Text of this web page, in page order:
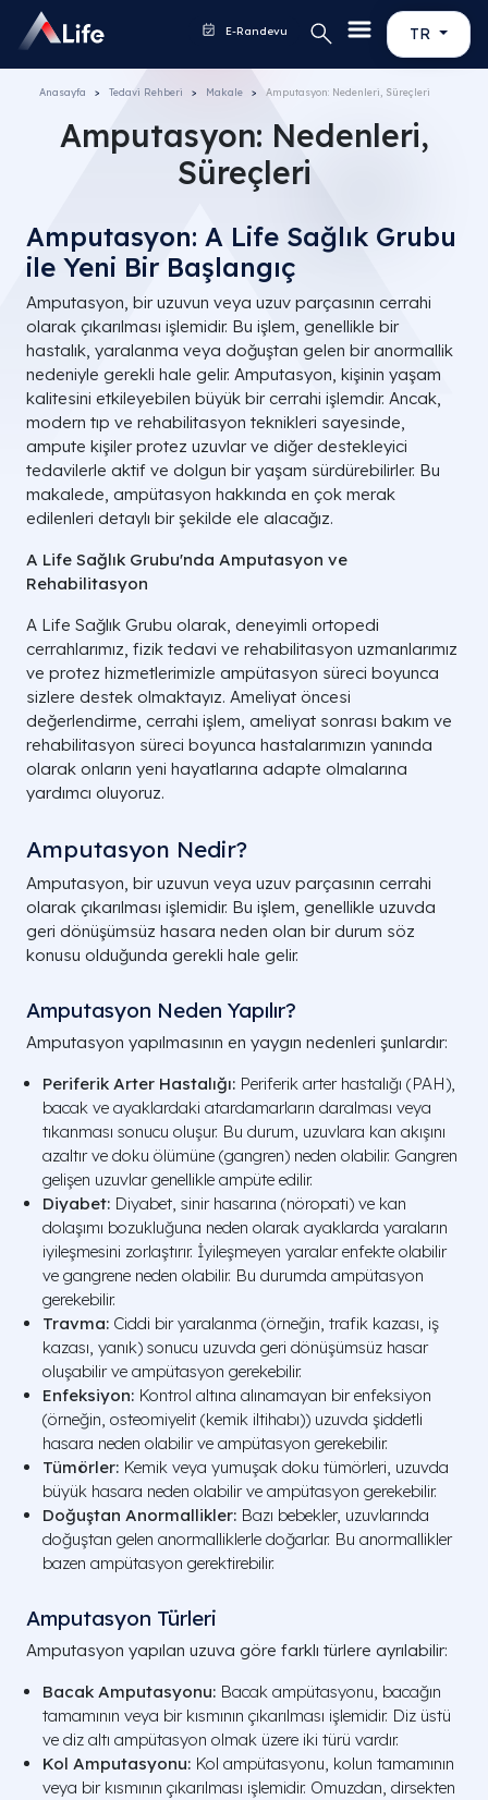
TR
E-Randevu
Anasayfa Tedavi Rehberi Makale Amputasyon: Nedenleri, Süreçleri
Amputasyon: Nedenleri,
Süreçleri
Amputasyon: A Life Sağlık Grubu
ile Yeni Bir Başlangıç
Amputasyon, bir uzuvun veya uzuv parçasının cerrahi
olarak çıkarılması işlemidir. Bu işlem, genellikle bir
hastalık, yaralanma veya doğuştan gelen bir anormallik
nedeniyle gerekli hale gelir. Amputasyon, kişinin yaşam
kalitesini etkileyebilen büyük bir cerrahi işlemdir. Ancak,
modern tıp ve rehabilitasyon teknikleri sayesinde,
ampute kişiler protez uzuvlar ve diğer destekleyici
tedavilerle aktif ve dolgun bir yaşam sürdürebilirler. Bu
makalede, ampütasyon hakkında en çok merak
edilenleri detaylı bir şekilde ele alacağız.
A Life Sağlık Grubu'nda Amputasyon ve
Rehabilitasyon
A Life Sağlık Grubu olarak, deneyimli ortopedi
cerrahlarımız, fizik tedavi ve rehabilitasyon uzmanlarımız
ve protez hizmetlerimizle ampütasyon süreci boyunca
sizlere destek olmaktayız. Ameliyat öncesi
değerlendirme, cerrahi işlem, ameliyat sonrası bakım ve
rehabilitasyon süreci boyunca hastalarımızın yanında
olarak onların yeni hayatlarına adapte olmalarına
yardımcı oluyoruz.
Amputasyon Nedir?
Amputasyon, bir uzuvun veya uzuv parçasının cerrahi
olarak çıkarılması işlemidir. Bu işlem, genellikle uzuvda
geri dönüşümsüz hasara neden olan bir durum söz
konusu olduğunda gerekli hale gelir.
Amputasyon Neden Yapılır?
Amputasyon yapılmasının en yaygın nedenleri şunlardır:
Periferik Arter Hastalığı: Periferik arter hastalığı (PAH),
bacak ve ayaklardaki atardamarların daralması veya
tıkanması sonucu oluşur. Bu durum, uzuvlara kan akışını
azaltır ve doku ölümüne (gangren) neden olabilir. Gangren
gelişen uzuvlar genellikle ampüte edilir.
Diyabet: Diyabet, sinir hasarına (nöropati) ve kan
dolaşımı bozukluğuna neden olarak ayaklarda yaraların
iyileşmesini zorlaştırır. İyileşmeyen yaralar enfekte olabilir
ve gangrene neden olabilir. Bu durumda ampütasyon
gerekebilir.
Travma: Ciddi bir yaralanma (örneğin, trafik kazası, iş
kazası, yanık) sonucu uzuvda geri dönüşümsüz hasar
oluşabilir ve ampütasyon gerekebilir.
Enfeksiyon: Kontrol altına alınamayan bir enfeksiyon
(örneğin, osteomiyelit (kemik iltihabı)) uzuvda şiddetli
hasara neden olabilir ve ampütasyon gerekebilir.
Tümörler: Kemik veya yumuşak doku tümörleri, uzuvda
büyük hasara neden olabilir ve ampütasyon gerekebilir.
Doğuştan Anormallikler: Bazı bebekler, uzuvlarında
doğuştan gelen anormalliklerle doğarlar. Bu anormallikler
bazen ampütasyon gerektirebilir.
Amputasyon Türleri
Amputasyon yapılan uzuva göre farklı türlere ayrılabilir:
Bacak Amputasyonu: Bacak ampütasyonu, bacağın
tamamının veya bir kısmının çıkarılması işlemidir. Diz üstü
ve diz altı ampütasyon olmak üzere iki türü vardır.
Kol Amputasyonu: Kol ampütasyonu, kolun tamamının
veya bir kısmının çıkarılması işlemidir. Omuzdan, dirsekten